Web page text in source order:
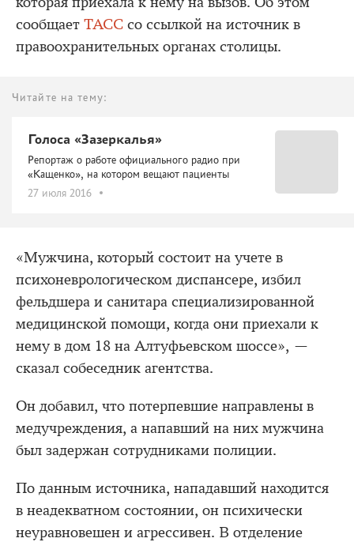
сообщает ТАСС со ссылкой на источник в
правоохранительных органах столицы.
Читайте на тему:
Голоса «Зазеркалья»
Репортаж о работе официального радио при
«Кащенко», на котором вещают пациенты
27 июля 2016
«Мужчина, который состоит на учете в
психоневрологическом диспансере, избил
фельдшера и санитара специализированной
медицинской помощи, когда они приехали к
нему в дом 18 на Алтуфьевском шоссе», —
сказал собеседник агентства.
Он добавил, что потерпевшие направлены в
медучреждения, а напавший на них мужчина
был задержан сотрудниками полиции.
По данным источника, нападавший находится
в неадекватном состоянии, он психически
неуравновешен и агрессивен. В отделение